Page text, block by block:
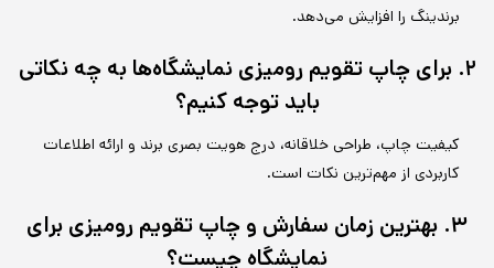
برندینگ را افزایش می‌دهد.
۲. برای چاپ تقویم رومیزی نمایشگاه‌ها به چه نکاتی
باید توجه کنیم؟
کیفیت چاپ، طراحی خلاقانه، درج هویت بصری برند و ارائه اطلاعات
کاربردی از مهم‌ترین نکات است.
۳. بهترین زمان سفارش و چاپ تقویم رومیزی برای
نمایشگاه چیست؟